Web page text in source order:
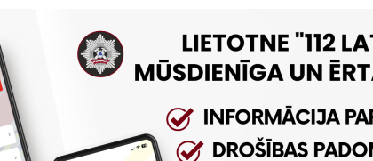
Vēlos atstāt savu e-pastu saziņai